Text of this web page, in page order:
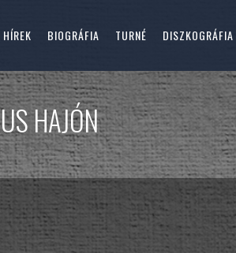
HÍREK BIOGRÁFIA TURNÉ DISZKOGRÁFIA
HAJÓN